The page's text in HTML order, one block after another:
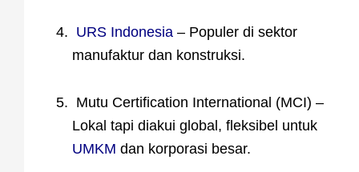
URS Indonesia – Populer di sektor
manufaktur dan konstruksi.
Mutu Certification International (MCI) –
Lokal tapi diakui global, fleksibel untuk
UMKM dan korporasi besar.